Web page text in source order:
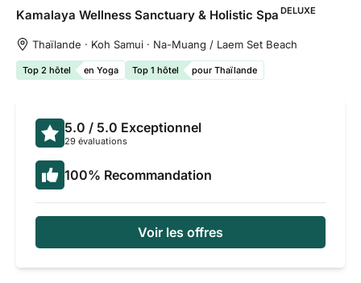
Kamalaya Wellness Sanctuary & Holistic Spa DELUXE
Thaïlande · Koh Samui · Na-Muang / Laem Set Beach
Top 2 hôtel en Yoga Top 1 hôtel pour Thaïlande
5.0 / 5.0 Exceptionnel
29 évaluations
100% Recommandation
Voir les offres